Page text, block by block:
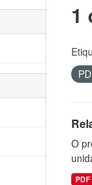
1
O
PDF